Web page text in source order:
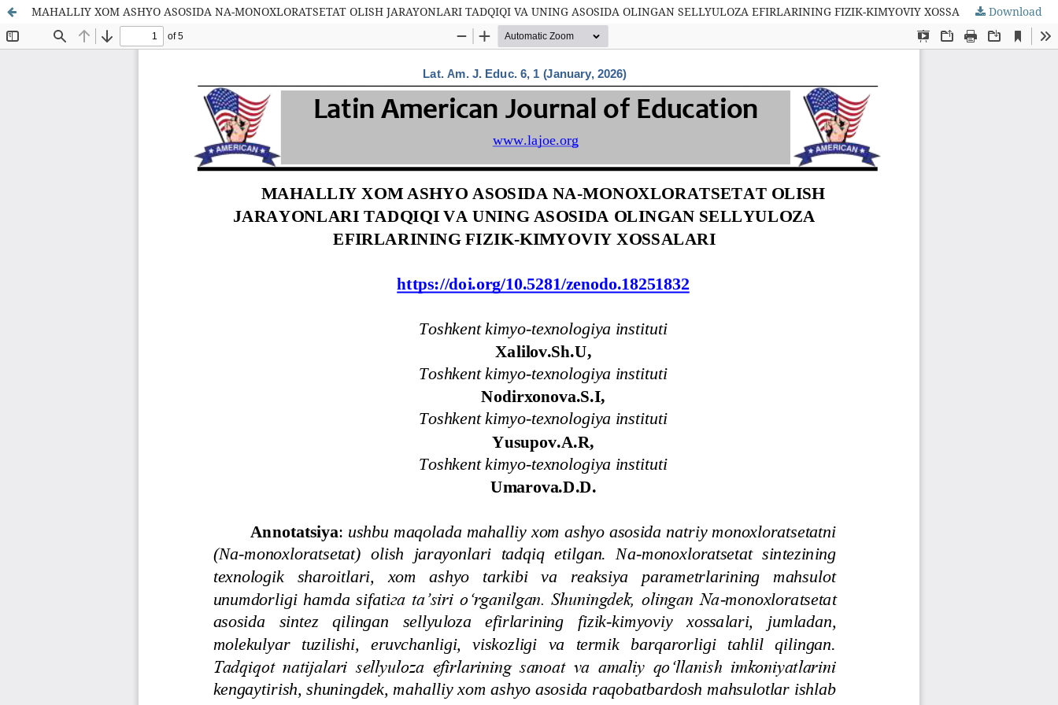
MAHALLIY XOM ASHYO ASOSIDA NA-MONOXLORATSETAT OLISH JARAYONLARI TADQIQI VA UNING ASOSIDA OLINGAN SELLYULOZA EFIRLARINING FIZIK-KIMYOVIY XOSSALARI Download